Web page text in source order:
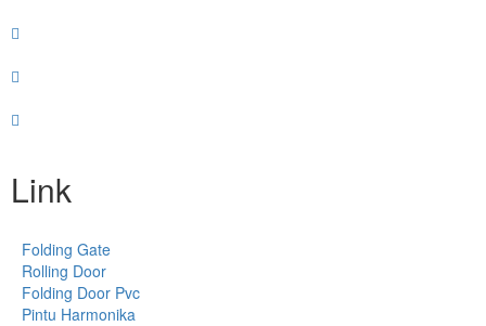
Link
Folding Gate
Rolling Door
Folding Door Pvc
Pintu Harmonika